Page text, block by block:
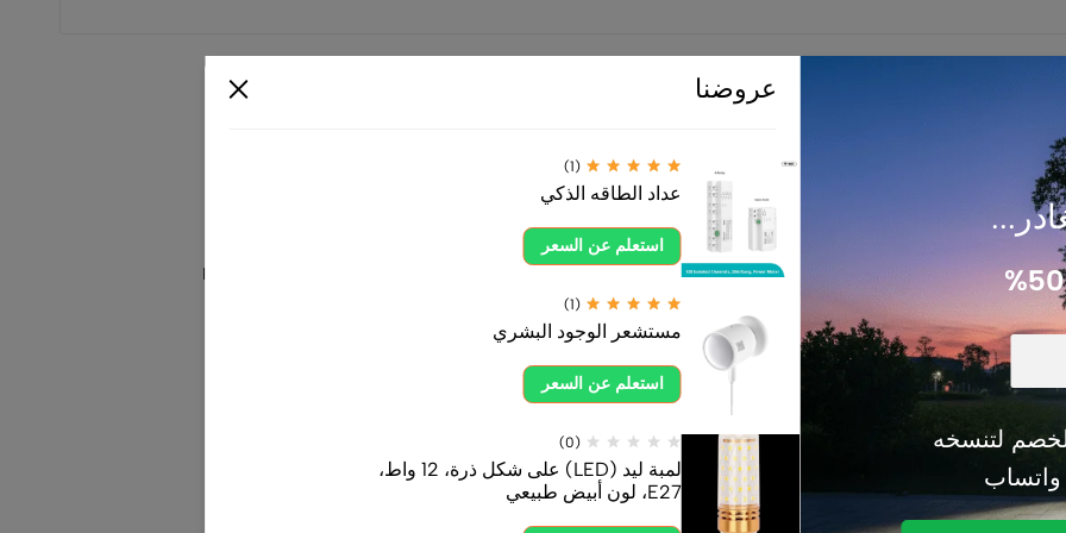
منتجات ذات صلة
لتنسخه
واتساب
عروضنا
(1)
عداد الطاقه الذكي
استعلم عن السعر
(1)
مستشعر الوجود البشري
استعلم عن السعر
(0)
لمبة ليد (LED) على شكل ذرة، 12 واط،
E27، لون أبيض طبيعي